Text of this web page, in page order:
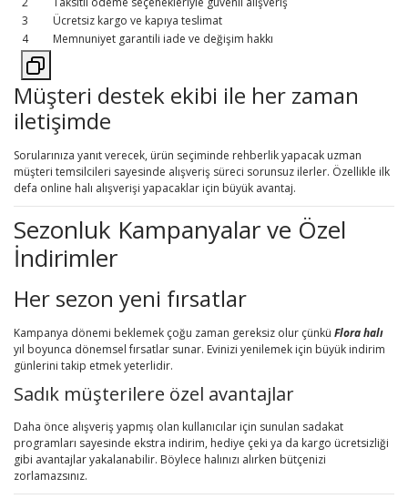
3
Ücretsiz kargo ve kapıya teslimat
4
Memnuniyet garantili iade ve değişim hakkı
Müşteri destek ekibi ile her zaman
iletişimde
Sorularınıza yanıt verecek, ürün seçiminde rehberlik yapacak uzman
müşteri temsilcileri sayesinde alışveriş süreci sorunsuz ilerler. Özellikle ilk
defa online halı alışverişi yapacaklar için büyük avantaj.
Sezonluk Kampanyalar ve Özel
İndirimler
Her sezon yeni fırsatlar
Kampanya dönemi beklemek çoğu zaman gereksiz olur çünkü Flora halı
yıl boyunca dönemsel fırsatlar sunar. Evinizi yenilemek için büyük indirim
günlerini takip etmek yeterlidir.
Sadık müşterilere özel avantajlar
Daha önce alışveriş yapmış olan kullanıcılar için sunulan sadakat
programları sayesinde ekstra indirim, hediye çeki ya da kargo ücretsizliği
gibi avantajlar yakalanabilir. Böylece halınızı alırken bütçenizi
zorlamazsınız.